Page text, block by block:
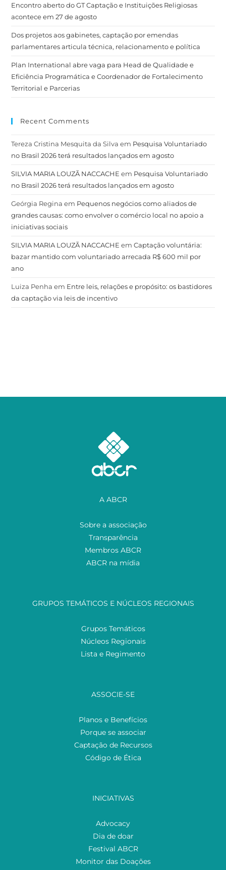
Encontro aberto do GT Captação e Instituições Religiosas
acontece em 27 de agosto
Dos projetos aos gabinetes, captação por emendas
parlamentares articula técnica, relacionamento e política
Plan International abre vaga para Head de Qualidade e
Eficiência Programática e Coordenador de Fortalecimento
Territorial e Parcerias
Recent Comments
Tereza Cristina Mesquita da Silva em Pesquisa Voluntariado
no Brasil 2026 terá resultados lançados em agosto
SILVIA MARIA LOUZÃ NACCACHE em Pesquisa Voluntariado
no Brasil 2026 terá resultados lançados em agosto
Geórgia Regina em Pequenos negócios como aliados de
grandes causas: como envolver o comércio local no apoio a
iniciativas sociais
SILVIA MARIA LOUZÃ NACCACHE emCaptação voluntária:
bazar mantido com voluntariado arrecada R$ 600 mil por
ano
Luiza Penha em Entre leis, relações e propósito: os bastidores
da captação via leis de incentivo
A ABCR
Sobre a associação
Transparência
Membros ABCR
ABCR na mídia
GRUPOS TEMÁTICOS E NÚCLEOS REGIONAIS
Grupos Temáticos
Núcleos Regionais
Lista e Regimento
ASSOCIE-SE
Planos e Benefícios
Porque se associar
Captação de Recursos
Código de Ética
INICIATIVAS
Advocacy
Dia de doar
Festival ABCR
Monitor das Doações